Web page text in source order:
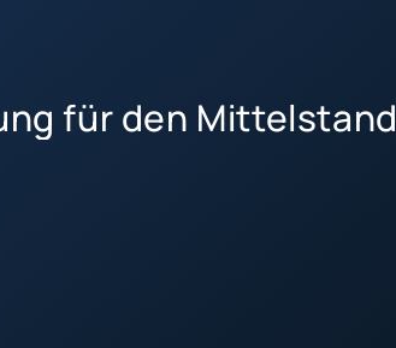
für den Mittelstand